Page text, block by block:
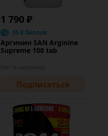
1 790 ₽
35.8 баллов
Аргинин SAN Arginine
Supreme 100 tab
Подписаться